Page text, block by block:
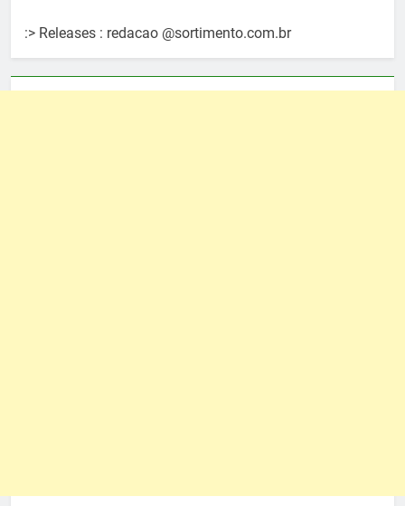
:> Releases : redacao @sortimento.com.br